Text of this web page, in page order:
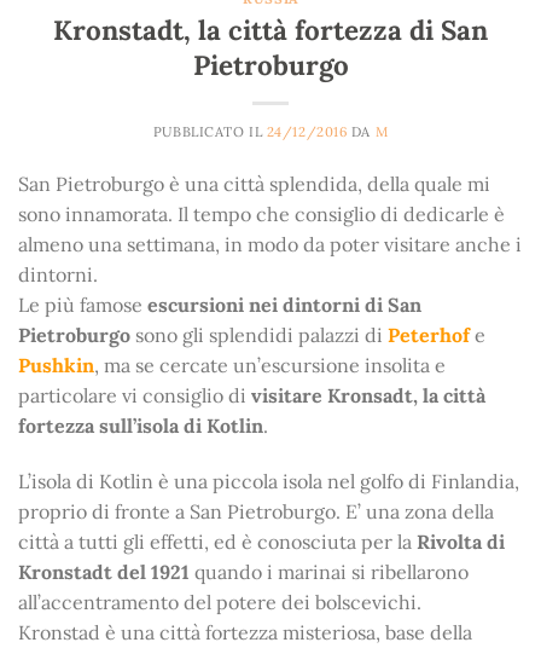
Kronstadt, la città fortezza di San
Pietroburgo
PUBBLICATO IL 24/12/2016 DA M
San Pietroburgo è una città splendida, della quale mi
sono innamorata. Il tempo che consiglio di dedicarle è
almeno una settimana, in modo da poter visitare anche i
dintorni.
Le più famose escursioni nei dintorni di San
Pietroburgo sono gli splendidi palazzi di Peterhofe
Pushkin, ma se cercate un’escursione insolita e
particolare vi consiglio di visitare Kronsadt, la città
fortezza sull’isola di Kotlin.
L’isola di Kotlin è una piccola isola nel golfo di Finlandia,
proprio di fronte a San Pietroburgo. E’ una zona della
città a tutti gli effetti, ed è conosciuta per la Rivolta di
Kronstadt del 1921 quando i marinai si ribellarono
all’accentramento del potere dei bolscevichi.
Kronstad è una città fortezza misteriosa, base della